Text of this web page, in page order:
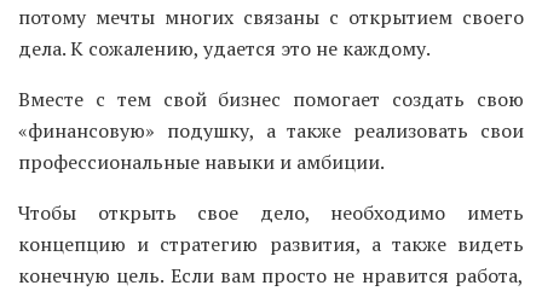
потому мечты многих связаны с открытием своего
дела. К сожалению, удается это не каждому.
Вместе с тем свой бизнес помогает создать свою
«финансовую» подушку, а также реализовать свои
профессиональные навыки и амбиции.
Чтобы открыть свое дело, необходимо иметь
концепцию и стратегию развития, а также видеть
конечную цель. Если вам просто не нравится работа,